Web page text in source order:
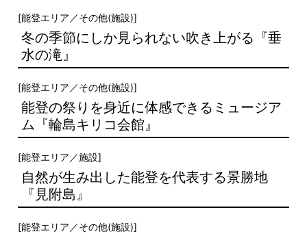
[能登エリア ／その他(施設)]
冬の季節にしか見られない吹き上がる『垂
水の滝』
[能登エリア ／その他(施設)]
能登の祭りを身近に体感できるミュージア
ム『輪島キリコ会館』
[能登エリア ／施設]
自然が生み出した能登を代表する景勝地
『見附島』
[能登エリア ／その他(施設)]